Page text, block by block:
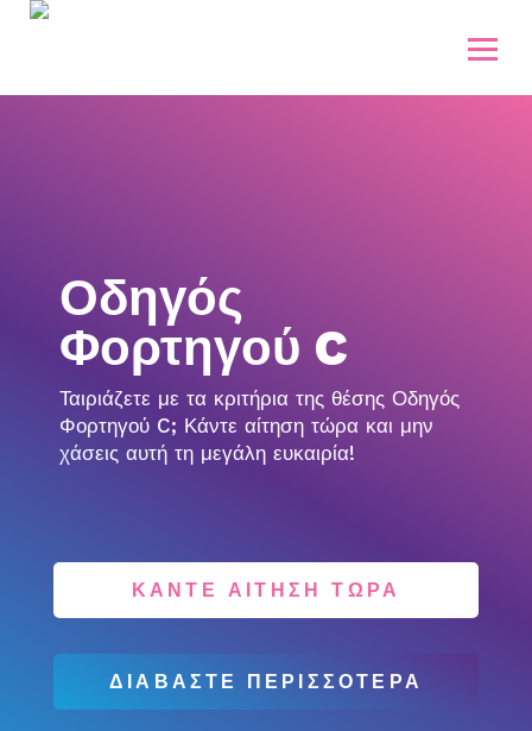
Οδηγός
Φορτηγού C
Ταιριάζετε με τα κριτήρια της θέσης Οδηγός
Φορτηγού C; Κάντε αίτηση τώρα και μην
χάσεις αυτή τη μεγάλη ευκαιρία!
ΚΑΝΤΕ ΑΙΤΗΣΗ ΤΩΡΑ
ΔΙΑΒΑΣΤΕ ΠΕΡΙΣΣΟΤΕΡΑ